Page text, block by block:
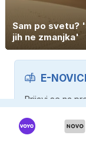
Sam po svetu?
jih ne zmanjka'
E-
Prijavi se na